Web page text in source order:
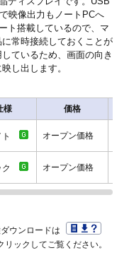
映像出力もノートPCへ
ト搭載しているので、マ
常時接続しておくことが
ているため、画面の向き
し出します。
様 価格
ト オープン価格
ク オープン価格
ウンロードは
リックしてご覧ください。